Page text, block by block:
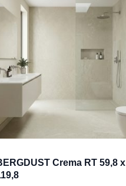
Crema RT 59,8 x